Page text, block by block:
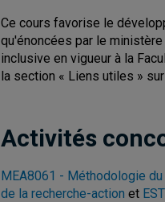
Ce cours favorise le
qu'énoncées par le
inclusive en vigueur à la
la section « Liens utiles »
Activités
MEA8061 - Méthodologie
de la recherche-action et